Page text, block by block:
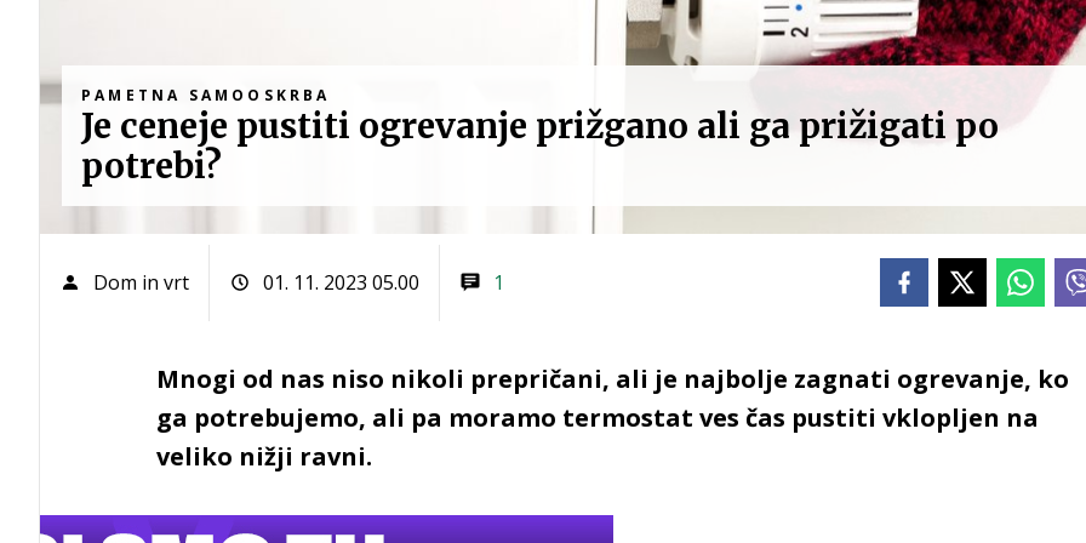
PAMETNA SAMOOSKRBA
Je ceneje pustiti ogrevanje prižgano ali ga prižigati po
potrebi?
Dom in vrt 01. 11. 2023 05.00 1
Mnogi od nas niso nikoli prepričani, ali je najbolje zagnati ogrevanje, ko
ga potrebujemo, ali pa moramo termostat ves čas pustiti vklopljen na
veliko nižji ravni.